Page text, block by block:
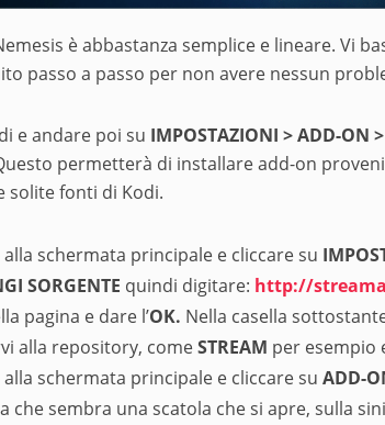
è abbastanza semplice e lineare. Vi
passo a passo per non avere nessun
e andare poi su IMPOSTAZIONI > ADD-ON
permetterà di installare add-on
solite fonti di Kodi.
schermata principale e cliccare su
SORGENTE quindi digitare: http://
pagina e dare l’OK. Nella casella
alla repository, comeSTREAM per esempio
schermata principale e cliccare su ADD-
che sembra una scatola che si apre, sulla